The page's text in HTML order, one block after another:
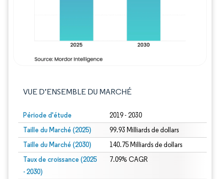
VUE D’ENSEMBLE DU MARCHÉ
Période d'étude 2019 - 2030
Taille du Marché (2025) 99.93 Milliards de dollars
Taille du Marché (2030) 140.75 Milliards de dollars
Taux de croissance (2025
- 2030)
7.09% CAGR